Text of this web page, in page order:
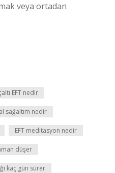
veya ortadan
EFT nedir
sağaltım nedir
EFT meditasyon nedir
düşer
kaç gün sürer